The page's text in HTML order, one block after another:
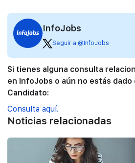
InfoJobs
Seguir a @InfoJobs
Si tienes alguna consulta
en InfoJobs o aún no estás dado
Candidato:
Consulta aquí.
Noticias relacionadas